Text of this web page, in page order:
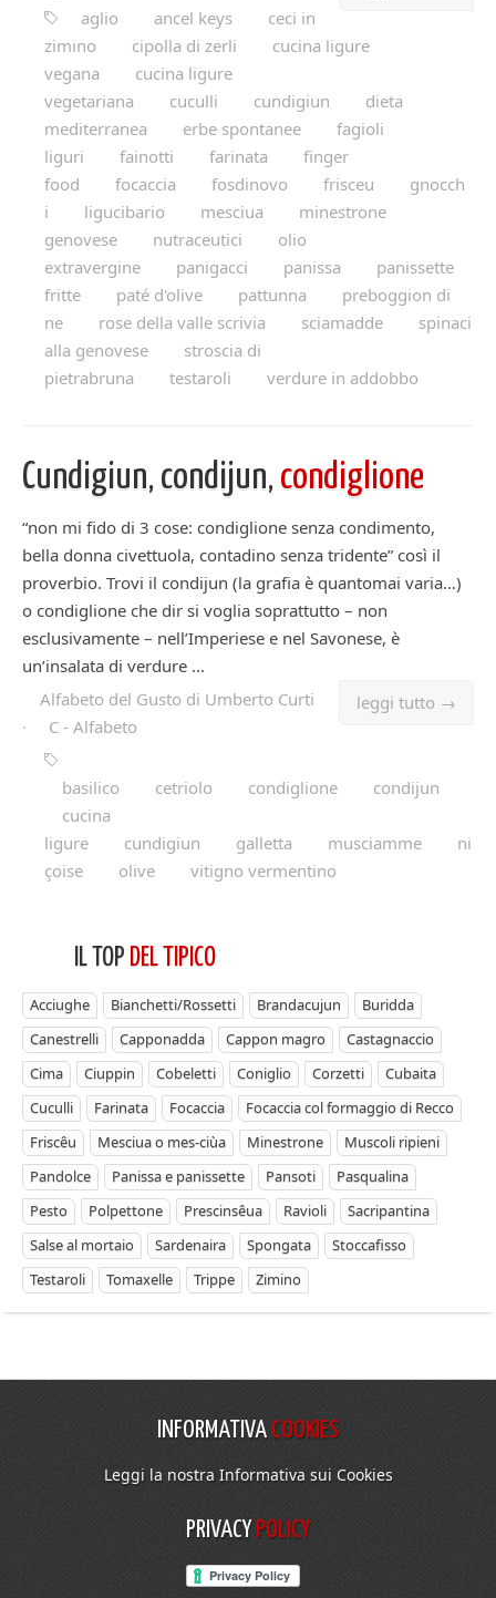
aglio
ancel keys
ceci in
zimino
cipolla di zerli
cucina ligure
vegana
cucina ligure
vegetariana
cuculli cundigiun
dieta
mediterranea
erbe spontanee
fagioli
liguri
fainotti farinata
finger
food
focaccia fosdinovo frisceu
gnocch
i
ligucibario mesciua
minestrone
genovese
nutraceutici
olio
extravergine
panigacci panissa
panissette
fritte
paté d'olive pattunna
preboggion di
ne
rose della valle scrivia sciamadde
spinaci
alla genovese
stroscia di
pietrabruna
testaroli verdure in addobbo
Cundigiun, condijun, condiglione
“non mi fido di 3 cose: condiglione senza condimento,
bella donna civettuola, contadino senza tridente” così il
proverbio. Trovi il condijun (la grafia è quantomai varia…)
o condiglione che dir si voglia soprattutto – non
esclusivamente – nell’Imperiese e nel Savonese, è
un’insalata di verdure ...
leggi tutto →
Alfabeto del Gusto di Umberto Curti
·
C - Alfabeto
basilico cetriolo condiglione
condijun
cucina
ligure
cundigiun galletta musciamme
ni
çoise
olive vitigno vermentino
IL TOP DEL TIPICO
Acciughe Bianchetti/Rossetti Brandacujun
Buridda
Canestrelli
Capponadda Cappon magro
Castagnaccio
Cima
Ciuppin Cobeletti Coniglio Corzetti
Cubaita
Cuculli
Farinata Focaccia
Focaccia col formaggio di Recco
Friscêu
Mesciua o mes-ciùa Minestrone
Muscoli ripieni
Pandolce
Panissa e panissette Pansoti
Pasqualina
Pesto
Polpettone Prescinsêua Ravioli
Sacripantina
Salse al mortaio
Sardenaira Spongata
Stoccafisso
Testaroli
Tomaxelle Trippe Zimino
INFORMATIVA COOKIES
Leggi la nostra Informativa sui Cookies
PRIVACY POLICY